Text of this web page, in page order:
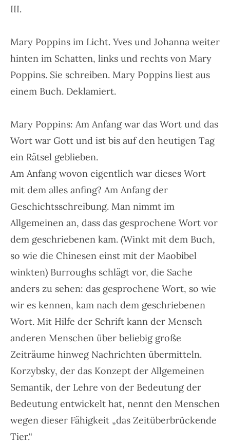
III.
Mary Poppins im Licht. Yves und Johanna weiter
hinten im Schatten, links und rechts von Mary
Poppins. Sie schreiben. Mary Poppins liest aus
einem Buch. Deklamiert.
Mary Poppins: Am Anfang war das Wort und das
Wort war Gott und ist bis auf den heutigen Tag
ein Rätsel geblieben.
Am Anfang wovon eigentlich war dieses Wort
mit dem alles anfing? Am Anfang der
Geschichtsschreibung. Man nimmt im
Allgemeinen an, dass das gesprochene Wort vor
dem geschriebenen kam. (Winkt mit dem Buch,
so wie die Chinesen einst mit der Maobibel
winkten) Burroughs schlägt vor, die Sache
anders zu sehen: das gesprochene Wort, so wie
wir es kennen, kam nach dem geschriebenen
Wort. Mit Hilfe der Schrift kann der Mensch
anderen Menschen über beliebig große
Zeiträume hinweg Nachrichten übermitteln.
Korzybsky, der das Konzept der Allgemeinen
Semantik, der Lehre von der Bedeutung der
Bedeutung entwickelt hat, nennt den Menschen
wegen dieser Fähigkeit „das Zeitüberbrückende
Tier.“